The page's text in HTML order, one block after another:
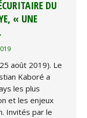
DU
« UNE
août 2019). Le
Kaboré a
les plus
et les enjeux
Invités par le